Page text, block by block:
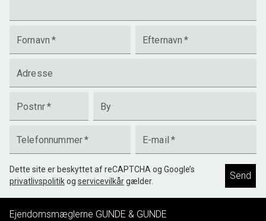
Fornavn * Efternavn *
Adresse
Postnr* By
Telefonnummer* E-mail *
Dette site er beskyttet af reCAPTCHA og Google’s
privatlivspolitikog servicevilkårgælder. Send
Ejendomsmæglerne GUNDE & GUNDE